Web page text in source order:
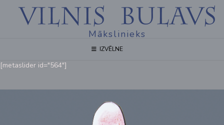
Mākslinieks
IZVĒLNE
[metaslider id="564"]